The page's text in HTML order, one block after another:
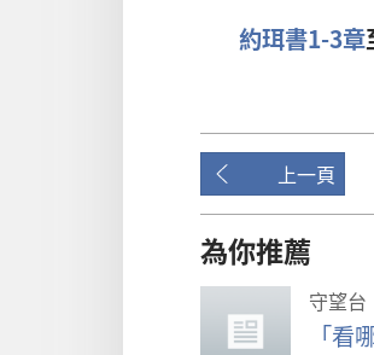
約珥書1-3章
上一頁
為你推薦
守望台
「看